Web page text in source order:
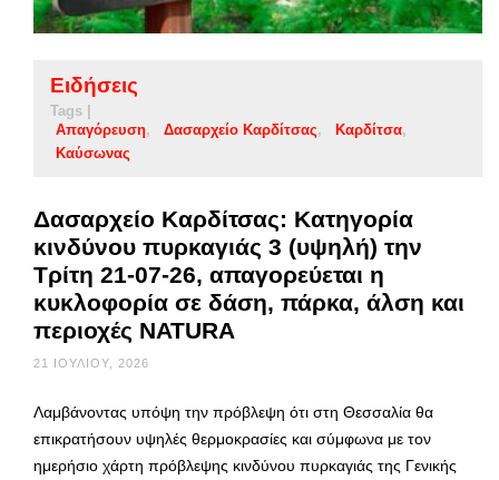
Ειδήσεις
Tags |
Απαγόρευση
Δασαρχείο Καρδίτσας
Καρδίτσα
Καύσωνας
Δασαρχείο Καρδίτσας: Κατηγορία
κινδύνου πυρκαγιάς 3 (υψηλή) την
Τρίτη 21-07-26, απαγορεύεται η
κυκλοφορία σε δάση, πάρκα, άλση και
περιοχές NATURA
21 ΙΟΥΛΊΟΥ, 2026
Λαμβάνοντας υπόψη την πρόβλεψη ότι στη Θεσσαλία θα
επικρατήσουν υψηλές θερμοκρασίες και σύμφωνα με τον
ημερήσιο χάρτη πρόβλεψης κινδύνου πυρκαγιάς της Γενικής